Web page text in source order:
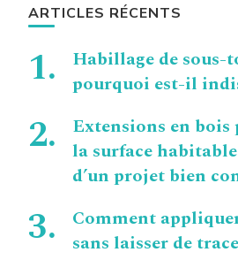
ARTICLES RÉCENTS
Habillage de sous-
pourquoi est-il
Extensions en
la surface
d’un projet bien
Comment
sans laisser de